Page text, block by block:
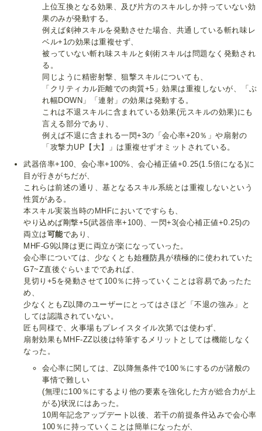
上位互換となる効果、及び片方のスキルしか持っていない効
果のみが発動する。
例えば剣神スキルを発動させた場合、共通している斬れ味レ
ベル+1の効果は重複せず、
被っていない斬れ味スキルと剣術スキルは問題なく発動され
る。
同じように精密射撃、狙撃スキルについても、
「クリティカル距離での肉質+5」効果は重複しないが、「ぶ
れ幅DOWN」「連射」の効果は発動する。
これは不退スキルに含まれている効果(元スキルの効果)にも
言える部分であり、
例えば不退に含まれる一閃+3の「会心率+20％」や扇射の
「攻撃力UP【大】」は重複せずオミットされている。
武器倍率+100、会心率+100%、会心補正値+0.25(1.5倍になる)に
目が行きがちだが、
これらは前述の通り、基となるスキル系統とは重複しないという
性質がある。
本スキル実装当時のMHFにおいてですらも、
やり込めば剛撃+5(武器倍率+100)、一閃+3(会心補正値+0.25)の
両立は可能であり、
MHF-G9以降は更に両立が楽になっていった。
会心率については、少なくとも始種防具が積極的に使われていた
G7~Z直後ぐらいまでであれば、
見切り+5を発動させて100％に持っていくことは容易であったた
め、
少なくともZ以降のユーザーにとってはさほど「不退の強み」と
しては認識されていない。
匠も同様で、火事場もプレイスタイル次第では使わず、
扇射効果もMHF-ZZ以後は特筆するメリットとしては機能しなく
なった。
会心率に関しては、Z以降無条件で100％にするのが諸般の
事情で難しい
(無理に100％にするより他の要素を強化した方が総合力が上
がる)状況にはあった。
10周年記念アップデート以後、若干の前提条件込みで会心率
100％に持っていくことは簡単になったが、